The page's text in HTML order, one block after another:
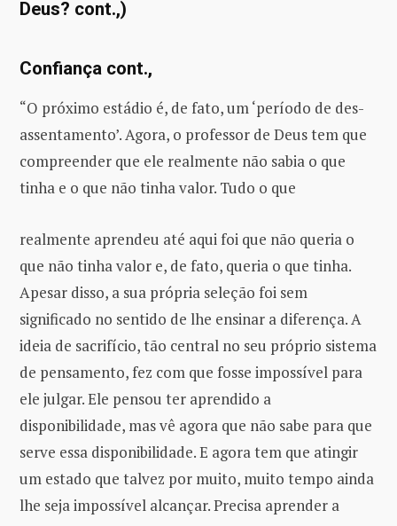
Deus? cont.,)
Confiança cont.,
“O próximo estádio é, de fato, um ‘período de des-
assentamento’. Agora, o professor de Deus tem que
compreender que ele realmente não sabia o que
tinha e o que não tinha valor. Tudo o que
realmente aprendeu até aqui foi que não queria o
que não tinha valor e, de fato, queria o que tinha.
Apesar disso, a sua própria seleção foi sem
significado no sentido de lhe ensinar a diferença. A
ideia de sacrifício, tão central no seu próprio sistema
de pensamento, fez com que fosse impossível para
ele julgar. Ele pensou ter aprendido a
disponibilidade, mas vê agora que não sabe para que
serve essa disponibilidade. E agora tem que atingir
um estado que talvez por muito, muito tempo ainda
lhe seja impossível alcançar. Precisa aprender a